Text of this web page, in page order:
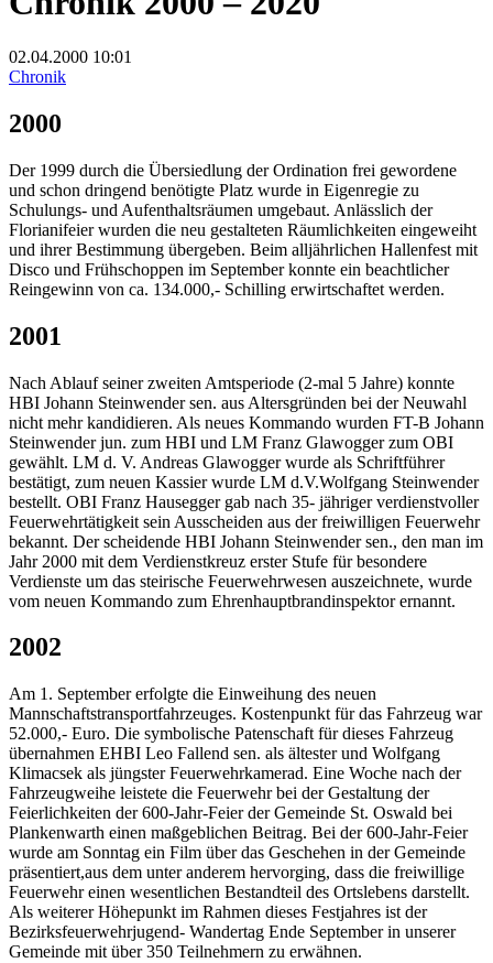
02.04.2000 10:01
Chronik
2000
Der 1999 durch die Übersiedlung der Ordination frei gewordene
und schon dringend benötigte Platz wurde in Eigenregie zu
Schulungs- und Aufenthaltsräumen umgebaut. Anlässlich der
Florianifeier wurden die neu gestalteten Räumlichkeiten eingeweiht
und ihrer Bestimmung übergeben. Beim alljährlichen Hallenfest mit
Disco und Frühschoppen im September konnte ein beachtlicher
Reingewinn von ca. 134.000,- Schilling erwirtschaftet werden.
2001
Nach Ablauf seiner zweiten Amtsperiode (2-mal 5 Jahre) konnte
HBI Johann Steinwender sen. aus Altersgründen bei der Neuwahl
nicht mehr kandidieren. Als neues Kommando wurden FT-B Johann
Steinwender jun. zum HBI und LM Franz Glawogger zum OBI
gewählt. LM d. V. Andreas Glawogger wurde als Schriftführer
bestätigt, zum neuen Kassier wurde LM d.V.Wolfgang Steinwender
bestellt. OBI Franz Hausegger gab nach 35- jähriger verdienstvoller
Feuerwehrtätigkeit sein Ausscheiden aus der freiwilligen Feuerwehr
bekannt. Der scheidende HBI Johann Steinwender sen., den man im
Jahr 2000 mit dem Verdienstkreuz erster Stufe für besondere
Verdienste um das steirische Feuerwehrwesen auszeichnete, wurde
vom neuen Kommando zum Ehrenhauptbrandinspektor ernannt.
2002
Am 1. September erfolgte die Einweihung des neuen
Mannschaftstransportfahrzeuges. Kostenpunkt für das Fahrzeug war
52.000,- Euro. Die symbolische Patenschaft für dieses Fahrzeug
übernahmen EHBI Leo Fallend sen. als ältester und Wolfgang
Klimacsek als jüngster Feuerwehrkamerad. Eine Woche nach der
Fahrzeugweihe leistete die Feuerwehr bei der Gestaltung der
Feierlichkeiten der 600-Jahr-Feier der Gemeinde St. Oswald bei
Plankenwarth einen maßgeblichen Beitrag. Bei der 600-Jahr-Feier
wurde am Sonntag ein Film über das Geschehen in der Gemeinde
präsentiert,aus dem unter anderem hervorging, dass die freiwillige
Feuerwehr einen wesentlichen Bestandteil des Ortslebens darstellt.
Als weiterer Höhepunkt im Rahmen dieses Festjahres ist der
Bezirksfeuerwehrjugend- Wandertag Ende September in unserer
Gemeinde mit über 350 Teilnehmern zu erwähnen.